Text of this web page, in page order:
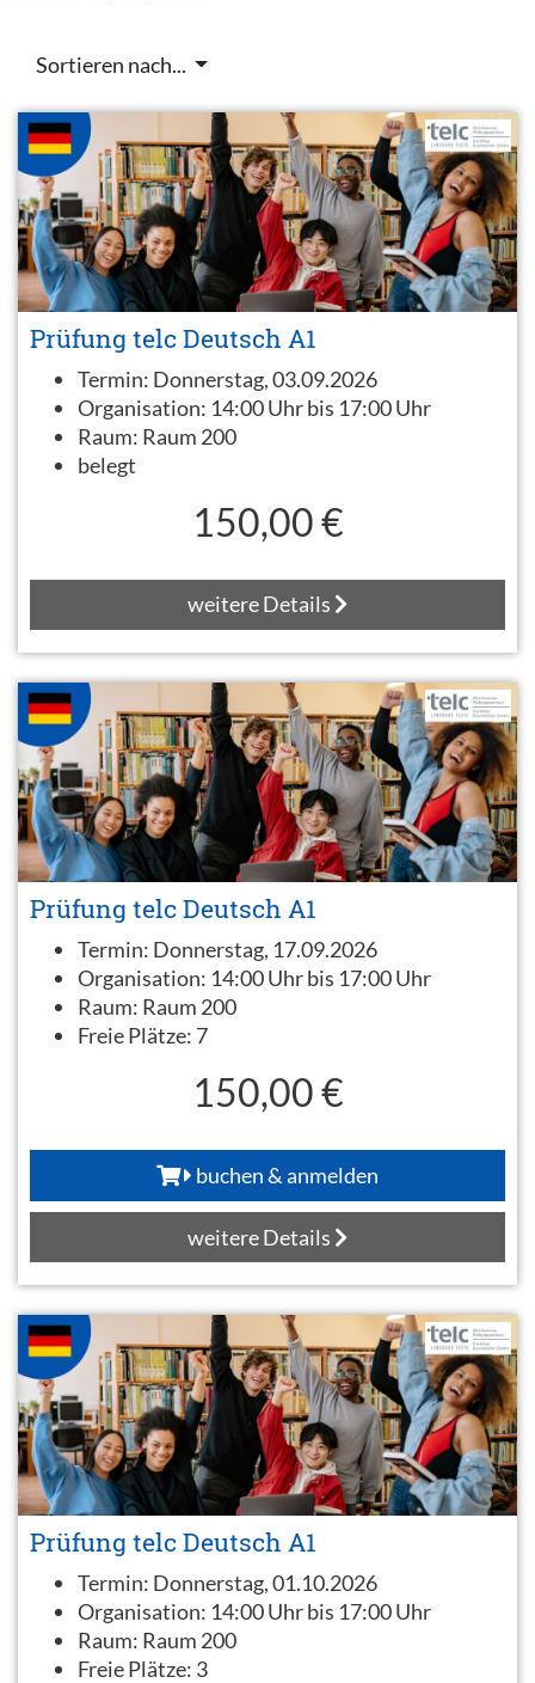
Sortieren nach...
Prüfung telc Deutsch A1
Termin: Donnerstag, 03.09.2026
Organisation: 14:00 Uhr bis 17:00 Uhr
Raum: Raum 200
belegt
150,00 €
weitere Details
Prüfung telc Deutsch A1
Termin: Donnerstag, 17.09.2026
Organisation: 14:00 Uhr bis 17:00 Uhr
Raum: Raum 200
Freie Plätze: 7
150,00 €
buchen & anmelden
weitere Details
Prüfung telc Deutsch A1
Termin: Donnerstag, 01.10.2026
Organisation: 14:00 Uhr bis 17:00 Uhr
Raum: Raum 200
Freie Plätze: 3